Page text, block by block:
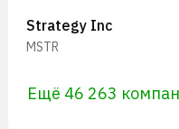
Strategy Inc
MSTR
Ещё 46 263